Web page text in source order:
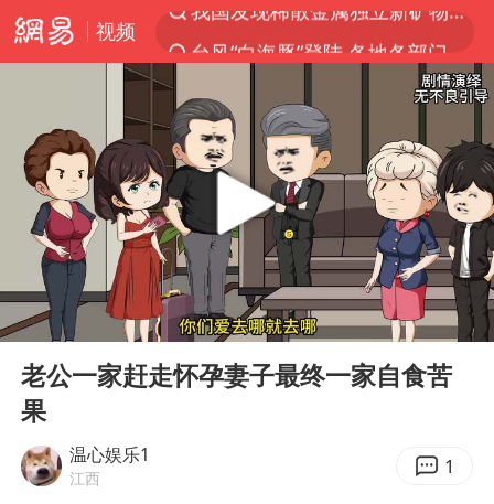
视频
小沈阳加盟《披荆斩棘》
新疆生产建设兵团生态环境局原局长被查
朱一龙的鼻子怎么了
上海暴雨已致多处积水
三预警齐发 11个省份有大到暴雨
上海地铁4条线路全线停运
上海鼓励居家办公
Play
00:00 07:23
老公一家赶走怀孕妻子最终一家自食苦
果
温心娱乐1
江西 1